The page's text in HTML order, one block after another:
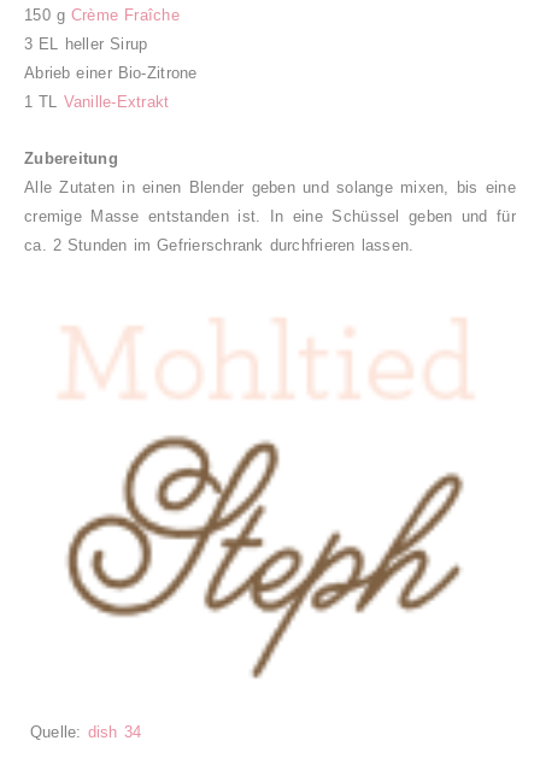
150 g Crème Fraîche
3 EL heller Sirup
Abrieb einer Bio-Zitrone
1 TL Vanille-Extrakt
Zubereitung
Alle Zutaten in einen Blender geben und solange mixen, bis eine
cremige Masse entstanden ist. In eine Schüssel geben und für
ca. 2 Stunden im Gefrierschrank durchfrieren lassen.
Quelle: dish 34